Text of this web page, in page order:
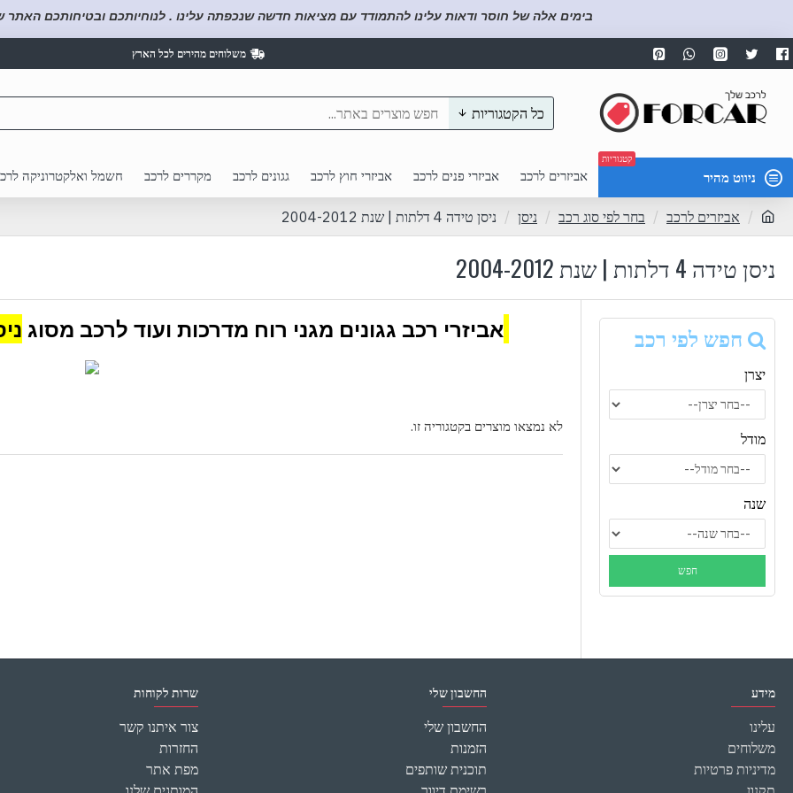
בימים אלה של חוסר ודאות עלינו להתמודד עם מציאות חדשה שנכפתה עלינו . לנוחיותכם ובטיחותכם האתר
משלוחים מהירים לכל הארץ
כל הקטגוריות
ניווט מהיר
קטגוריות
אביזרים לרכב אביזרי פנים לרכב אביזרי חוץ לרכב גגונים לרכב מקררים לרכב חשמל ואלקטרוניקה
אביזרים לרכב בחר לפי סוג רכב ניסן ניסן טידה 4 דלתות | שנת 2004-2012
ניסן טידה 4 דלתות | שנת 2004-2012
חפש לפי רכב
יצרן
מודל
שנה
אביזרי רכב גגונים מגני רוח מדרכות ועוד לרכב מסוג ניסן
לא נמצאו מוצרים בקטגוריה זו.
מידע
עלינו
משלוחים
מדיניות פרטיות
החשבון שלי
החשבון שלי
הזמנות
תוכנית שותפים
שרות לקוחות
צור איתנו קשר
החזרות
מפת אתר